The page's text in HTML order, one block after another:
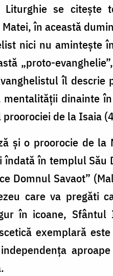
se citește
în această
nici nu amintește
„proto-
îl descrie
dinainte
de la Isaia
și o proorocie de
în templul
Domnul Savaot”
care va pregăti
în icoane, Sfântul
exemplară